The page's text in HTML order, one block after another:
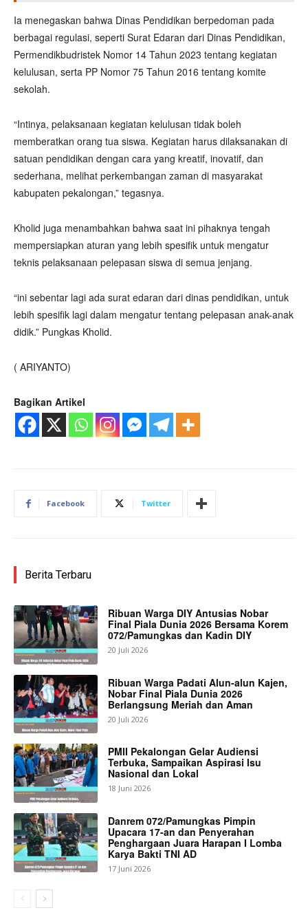
Ia menegaskan bahwa Dinas Pendidikan berpedoman pada
berbagai regulasi, seperti Surat Edaran dari Dinas Pendidikan,
Permendikbudristek Nomor 14 Tahun 2023 tentang kegiatan
kelulusan, serta PP Nomor 75 Tahun 2016 tentang komite
sekolah.
“Intinya, pelaksanaan kegiatan kelulusan tidak boleh
memberatkan orang tua siswa. Kegiatan harus dilaksanakan di
satuan pendidikan dengan cara yang kreatif, inovatif, dan
sederhana, melihat perkembangan zaman di masyarakat
kabupaten pekalongan,” tegasnya.
Kholid juga menambahkan bahwa saat ini pihaknya tengah
mempersiapkan aturan yang lebih spesifik untuk mengatur
teknis pelaksanaan pelepasan siswa di semua jenjang.
“ini sebentar lagi ada surat edaran dari dinas pendidikan, untuk
lebih spesifik lagi dalam mengatur tentang pelepasan anak-anak
didik.” Pungkas Kholid.
( ARIYANTO)
Bagikan Artikel
Facebook Twitter
Berita Terbaru
Ribuan Warga DIY Antusias Nobar
Final Piala Dunia 2026 Bersama Korem
072/Pamungkas dan Kadin DIY
20 Juli 2026
Ribuan Warga Padati Alun-alun Kajen,
Nobar Final Piala Dunia 2026
Berlangsung Meriah dan Aman
20 Juli 2026
PMII Pekalongan Gelar Audiensi
Terbuka, Sampaikan Aspirasi Isu
Nasional dan Lokal
18 Juni 2026
Danrem 072/Pamungkas Pimpin
Upacara 17-an dan Penyerahan
Penghargaan Juara Harapan I Lomba
Karya Bakti TNI AD
17 Juni 2026